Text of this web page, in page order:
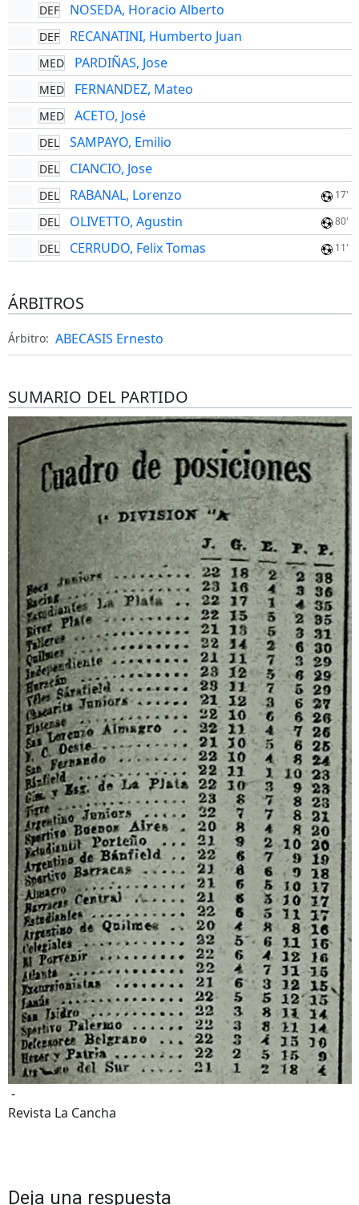
DEF NOSEDA, Horacio Alberto
DEF RECANATINI, Humberto Juan
MED PARDIÑAS, Jose
MED FERNANDEZ, Mateo
MED ACETO, José
DEL SAMPAYO, Emilio
DEL CIANCIO, Jose
DEL RABANAL, Lorenzo 17'
DEL OLIVETTO, Agustin 80'
DEL CERRUDO, Felix Tomas 11'
ÁRBITROS
Árbitro: ABECASIS Ernesto
SUMARIO DEL PARTIDO
-
Revista La Cancha
Deja una respuesta